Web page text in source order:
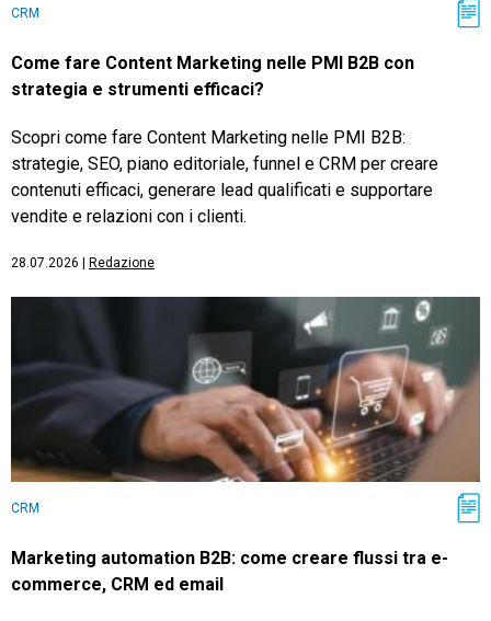
CRM
Come fare Content Marketing nelle PMI B2B con
strategia e strumenti efficaci?
Scopri come fare Content Marketing nelle PMI B2B:
strategie, SEO, piano editoriale, funnel e CRM per creare
contenuti efficaci, generare lead qualificati e supportare
vendite e relazioni con i clienti.
28.07.2026 Redazione
CRM
Marketing automation B2B: come creare flussi tra e-
commerce, CRM ed email